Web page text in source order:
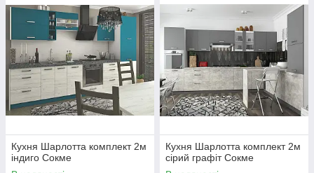
Кухня Шарлотта комплект 2м
індиго Сокме
Кухня Шарлотта комплект 2м
сірий графіт Сокме